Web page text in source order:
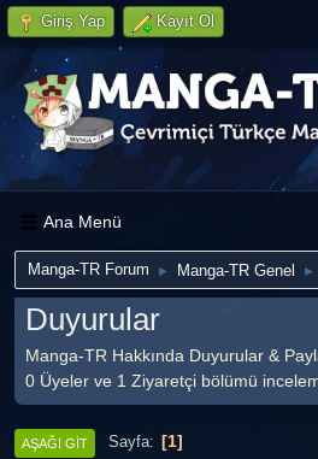
Giriş Yap Kayıt Ol
Ana Menü
Manga-TR Forum ► Manga-TR Genel ►
Duyurular
Manga-TR Hakkında Duyurular &
0 Üyeler ve 1 Ziyaretçi bölümü
AŞAĞI GIT Sayfa 1